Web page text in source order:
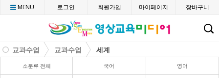
CMENU 로그인 회원가입 마이페이지 장바구니
교과수업 교과수업 세계
소분류 전체 국어 영어